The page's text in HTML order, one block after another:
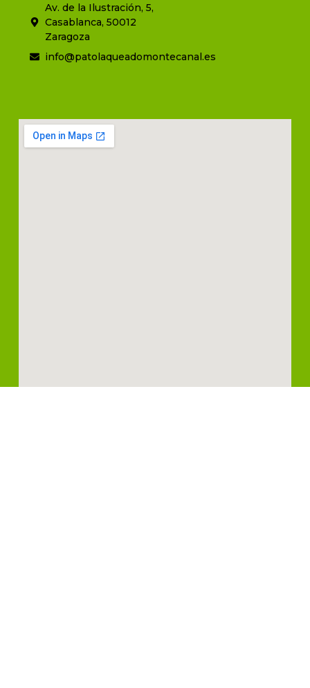
Av. de la Ilustración, 5,
Casablanca, 50012
Zaragoza
info@patolaqueadomontecanal.es